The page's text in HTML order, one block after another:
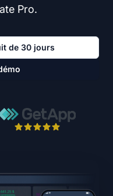
Pro.
de 30 jours